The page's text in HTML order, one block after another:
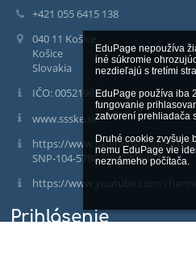
EduPage nepoužíva
iné súkromie
nezdieľajú s tretími
EduPage používa iba
fungovanie
zatvorení prehliadača
Druhé cookie zvyšuje
nemu EduPage vie
neznámeho počítača.
+421 055 6415 138
040 11 Košice
Košice
Slovakia
IČO: 00521965
www.ssske.sk
https://www.facebook.com/
SNP-104-578072669308382/
https://www.youtube.com/
Prihlásenie